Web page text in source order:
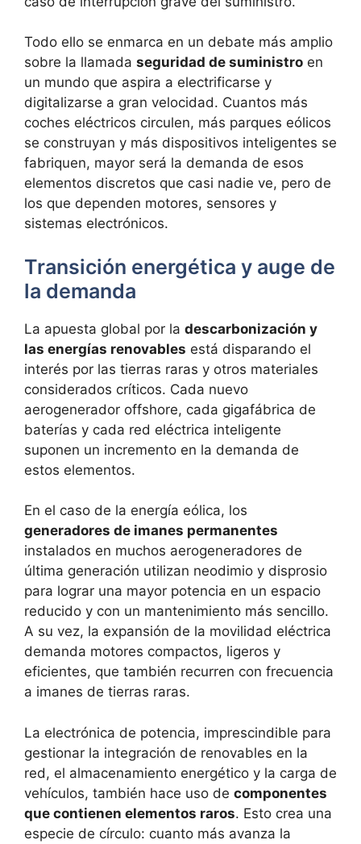
Todo ello se enmarca en un debate más amplio
sobre la llamada seguridad de suministro en
un mundo que aspira a electrificarse y
digitalizarse a gran velocidad. Cuantos más
coches eléctricos circulen, más parques eólicos
se construyan y más dispositivos inteligentes se
fabriquen, mayor será la demanda de esos
elementos discretos que casi nadie ve, pero de
los que dependen motores, sensores y
sistemas electrónicos.
Transición energética y auge de
la demanda
La apuesta global por la descarbonización y
las energías renovables está disparando el
interés por las tierras raras y otros materiales
considerados críticos. Cada nuevo
aerogenerador offshore, cada gigafábrica de
baterías y cada red eléctrica inteligente
suponen un incremento en la demanda de
estos elementos.
En el caso de la energía eólica, los
generadores de imanes permanentes
instalados en muchos aerogeneradores de
última generación utilizan neodimio y disprosio
para lograr una mayor potencia en un espacio
reducido y con un mantenimiento más sencillo.
A su vez, la expansión de la movilidad eléctrica
demanda motores compactos, ligeros y
eficientes, que también recurren con frecuencia
a imanes de tierras raras.
La electrónica de potencia, imprescindible para
gestionar la integración de renovables en la
red, el almacenamiento energético y la carga de
vehículos, también hace uso de componentes
que contienen elementos raros. Esto crea una
especie de círculo: cuanto más avanza la